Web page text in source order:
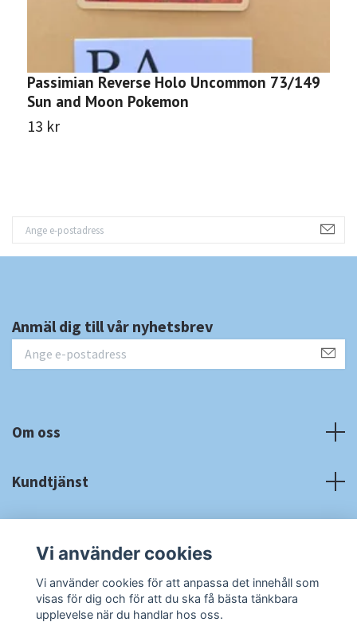
Passimian Reverse Holo Uncommon 73/149
Sun and Moon Pokemon
13 kr
Anmäl dig till vår nyhetsbrev
Om oss
Kundtjänst
Sociala medier
Vi använder cookies
Vi använder cookies för att anpassa det innehåll som
visas för dig och för att du ska få bästa tänkbara
upplevelse när du handlar hos oss.